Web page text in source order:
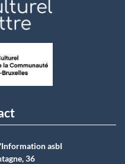
asbI
36